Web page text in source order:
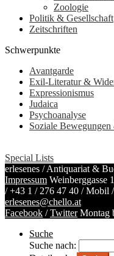
Zoologie
Politik & Gesellschaft
Zeitschriften
Schwerpunkte
Avantgarde
Exil-Literatur &
Expressionismus
Judaica
Psychoanalyse
Soziale
Special Lists
erlesenes / Antiquariat &
Impressum Weinberggasse
/+43 1 / 276 47 40 / Mobil /
erlesenes@chello.at
Facebook /Twitter Montag
Suche
Suche nach: